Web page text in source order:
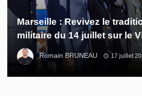
Marseille : Revivez le
militaire du 14 juillet sur le
Romain BRUNEAU 17 juillet